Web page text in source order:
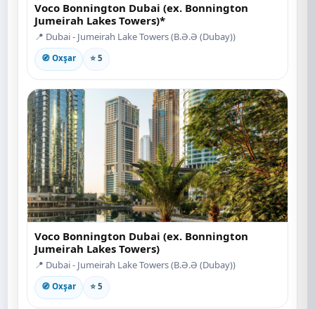
Voco Bonnington Dubai (ex. Bonnington
Jumeirah Lakes Towers)*
📍 Dubai - Jumeirah Lake Towers (B.Ə.Ə (Dubay))
🧭 Oxşar ⭐ 5
Voco Bonnington Dubai (ex. Bonnington
Jumeirah Lakes Towers)
📍 Dubai - Jumeirah Lake Towers (B.Ə.Ə (Dubay))
🧭 Oxşar ⭐ 5